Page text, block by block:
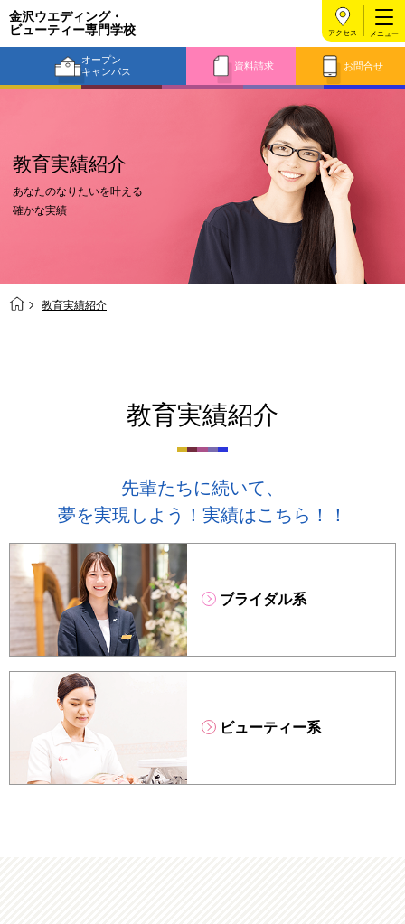
金沢ウエディング・
ビューティー専門学校
オープン
キャンパス
資料請求 お問合せ
アクセス
教育実績紹介
あなたのなりたいを叶える
確かな実績
教育実績紹介
教育実績紹介
先輩たちに続いて、
夢を実現しよう！実績はこちら！！
ブライダル系
ビューティー系